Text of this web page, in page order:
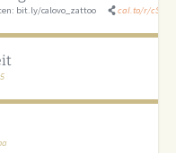
bit.ly/calovo_zattoo cal.to/r/cSAU